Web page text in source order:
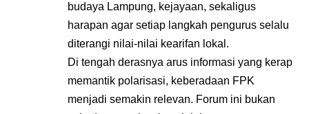
budaya Lampung, kejayaan, sekaligus
harapan agar setiap langkah pengurus selalu
diterangi nilai-nilai kearifan lokal.
Di tengah derasnya arus informasi yang kerap
memantik polarisasi, keberadaan FPK
menjadi semakin relevan. Forum ini bukan